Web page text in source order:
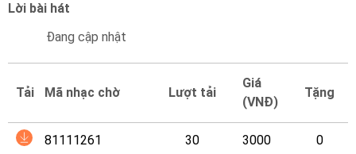
Nghệ
Mại
Hướng
Lời bài hát
Đang cập nhật
Tải Mã nhạc chờ Lượt tải
Giá
(VNĐ)
Tặng
81111261 30 3000 0